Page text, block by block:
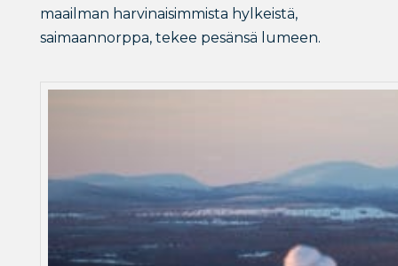
maailman harvinaisimmista hylkeistä,
saimaannorppa, tekee pesänsä lumeen.